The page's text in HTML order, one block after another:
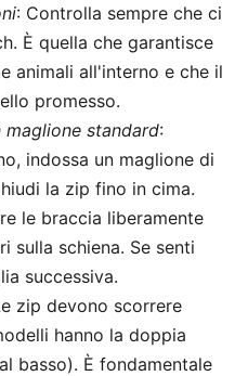
: Controlla sempre che ci
È quella che garantisce
animali all'interno e che il
promesso.
standard:
indossa un maglione di
la zip fino in cima.
le braccia liberamente
sulla schiena. Se senti
successiva.
zip devono scorrere
hanno la doppia
basso). È fondamentale